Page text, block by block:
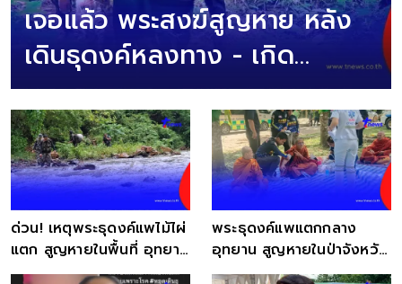
เจอแล้ว พระสงฆ์สูญหาย หลัง
เดินธุดงค์หลงทาง - เกิด
อุบัติเหตุแพแตก
ด่วน! เหตุพระธุดงค์แพไม้ไผ่
แตก สูญหายในพื้นที่ อุทยาน
แห่งชาติแก่งกรุง
พระธุดงค์แพแตกกลาง
อุทยาน สูญหายในป่าจังหวัด
สุราษฎร์ธานี